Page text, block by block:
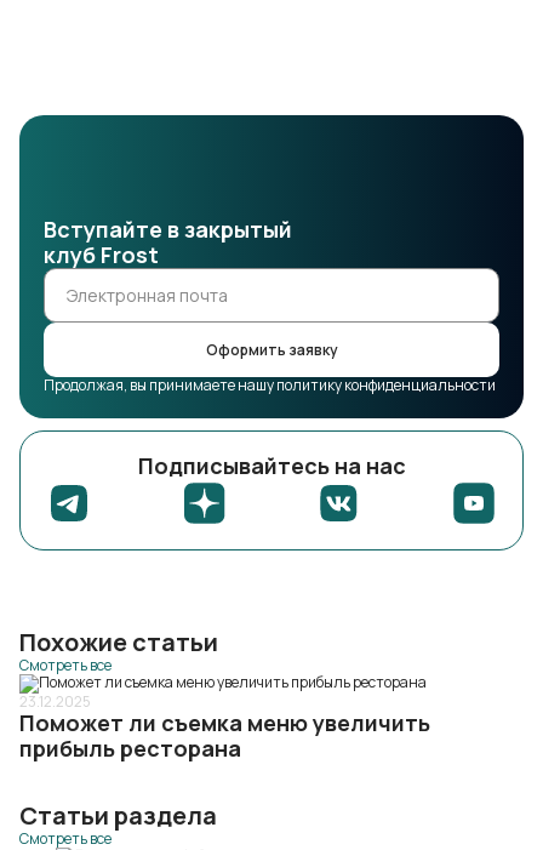
Вступайте в закрытый
клуб Frost
Оформить заявку
Продолжая, вы принимаете нашу политику конфиденциальности
Подписывайтесь на нас
Похожие статьи
Смотреть все
23.12.2025
Поможет ли съемка меню увеличить
прибыль ресторана
Статьи раздела
Смотреть все